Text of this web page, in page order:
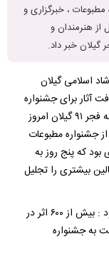
مطبوعات ، خبرگزاری و
91 گیلان و تجلیل از هنرمندان و
گیلان خبر داد.
اسلامی گیلان
آثار برای جشنواره
مطبوعات ، خبرگزاری و پایگاه‌های خبری و تحلیلی دهه فجر ۹۱ گیلان امروز
جشنواره مطبوعات
که پنج روز به
بیشتری را تجلیل
وی با قدردانی از اصحاب رسانه این استان ، ابراز نمود : بیش از ۶۰۰ اثر در
به جشنواره